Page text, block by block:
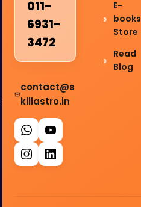
011-
6931-
3472
contact@s
killastro.in
E-
books
Store
Read
Blog